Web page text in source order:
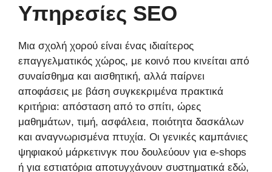
Υπηρεσίες SEO
Μια σχολή χορού είναι ένας ιδιαίτερος
επαγγελματικός χώρος, με κοινό που κινείται από
συναίσθημα και αισθητική, αλλά παίρνει
αποφάσεις με βάση συγκεκριμένα πρακτικά
κριτήρια: απόσταση από το σπίτι, ώρες
μαθημάτων, τιμή, ασφάλεια, ποιότητα δασκάλων
και αναγνωρισμένα πτυχία. Οι γενικές καμπάνιες
ψηφιακού μάρκετινγκ που δουλεύουν για e-shops
ή για εστιατόρια αποτυγχάνουν συστηματικά εδώ,